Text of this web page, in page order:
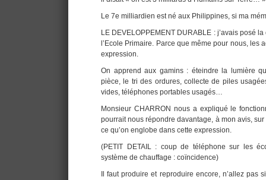
Le 7e milliardien est né aux Philippines, si ma
LE DEVELOPPEMENT DURABLE : j’avais posé
l’Ecole Primaire. Parce que même pour nous, les
expression.
On apprend aux gamins : éteindre la lumière
pièce, le tri des ordures, collecte de piles
vides, téléphones portables usagés…
Monsieur CHARRON nous a expliqué le
pourrait nous répondre davantage, à mon avis,
ce qu’on englobe dans cette expression.
(PETIT DETAIL : coup de téléphone sur les
système de chauffage : coïncidence)
Il faut produire et reproduire encore, n’allez pas